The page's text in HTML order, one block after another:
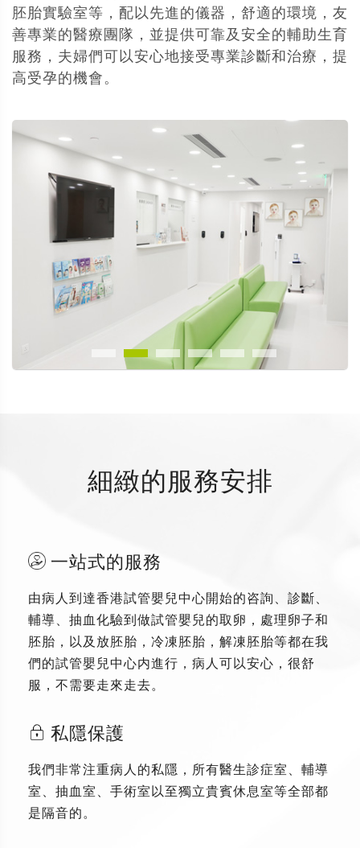
胚胎實驗室等，配以先進的儀器，舒適的環境，友
善專業的醫療團隊，並提供可靠及安全的輔助生育
服務，夫婦們可以安心地接受專業診斷和治療，提
高受孕的機會。
細緻的服務安排
一站式的服務
由病人到達香港試管嬰兒中心開始的咨詢、診斷、
輔導、抽血化驗到做試管嬰兒的取卵，處理卵子和
胚胎，以及放胚胎，冷凍胚胎，解凍胚胎等都在我
們的試管嬰兒中心内進行，病人可以安心，很舒
服，不需要走來走去。
私隱保護
我們非常注重病人的私隱，所有醫生診症室、輔導
室、抽血室、手術室以至獨立貴賓休息室等全部都
是隔音的。